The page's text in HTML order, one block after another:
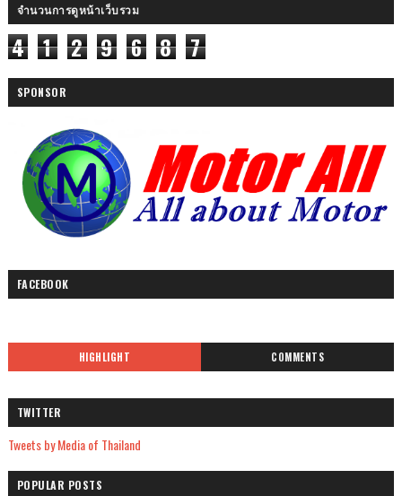
จำนวนการดูหน้าเว็บรวม
4 1 2 9 6 8 7
SPONSOR
FACEBOOK
HIGHLIGHT COMMENTS
TWITTER
Tweets by Media of Thailand
POPULAR POSTS